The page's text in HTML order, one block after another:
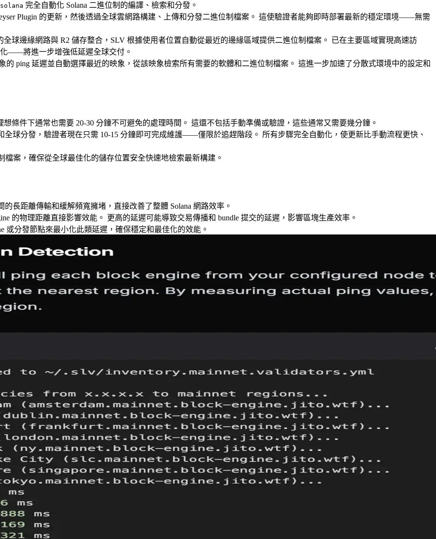
完全自動化 Solana 二進位制的編譯、檢索和分發。
Plugin 的更新，然後透過全球雲網路構建、上傳和分發二進位制檔案。 這使驗證者能夠即時部署最新的穩定環境——無需
全球邊緣網路與 R2 儲存整合，SLV 根據使用者位置自動從最近的邊緣區域提供二進位制檔案。 已在主要區域實現高速訪
——將進一步增強低延遲全球交付。
的 ping 延遲並自動選擇最近的映象，從該映象檢索所有需要的軟體和二進位制檔案。 這進一步加速了分散式環境中的設定和
件下通常也需要 20-30 分鐘不可避免的處理時間。 這還不包括手動準備或驗證，這些通常又需要幾分鐘。
全球分發，驗證者現在只需 10-15 分鐘即可完成維護——僅限於追趕階段。 所有步驟完全自動化，使更新比手動流程更快、
檔案，確保從全球最佳化的儲存位置安全快速地檢索最新構建。
距離傳輸和緩解頻寬擁堵，直接改善了整體 Solana 網路效率。
的物理距離直接影響效能。 更高的延遲可能導致交易傳播和 bundle 提交的延遲，影響區塊生產效率。
或分發節點來最小化此類延遲，確保穩定和最佳化的效能。